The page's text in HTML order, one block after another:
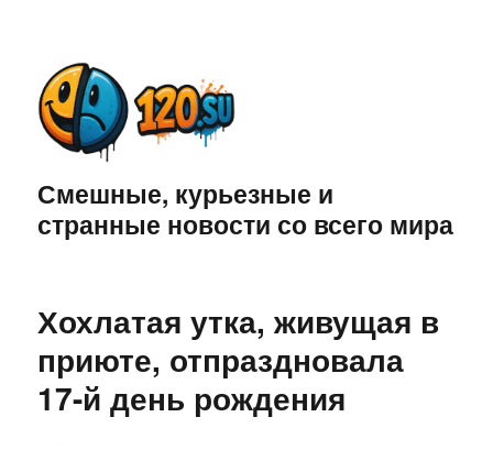
Смешные, курьезные и
странные новости со всего мира
Хохлатая утка, живущая в
приюте, отпраздновала
17-й день рождения